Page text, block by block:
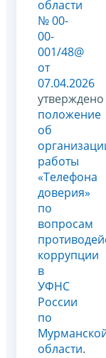
области
№ 00-
00-
001/48@
от
07.04.2026
утверждено
положение
об
работы
«Телефона
доверия»
по
вопросам
коррупции
в
УФНС
России
по
области.